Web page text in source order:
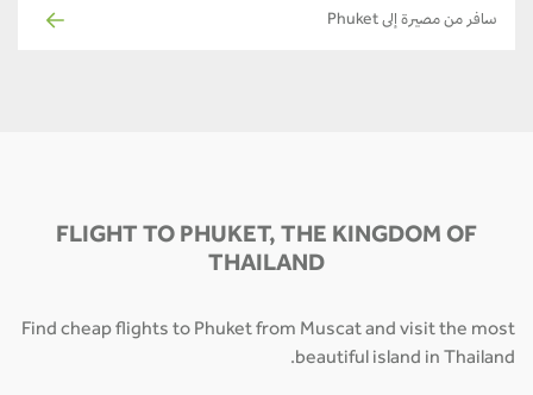
سافر من مصيرة إلى Phuket
FLIGHT TO PHUKET, THE KINGDOM OF
THAILAND
Find cheap flights to Phuket from Muscat and visit the most
beautiful island in Thailand.